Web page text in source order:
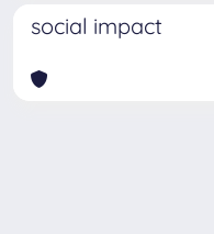
social impact